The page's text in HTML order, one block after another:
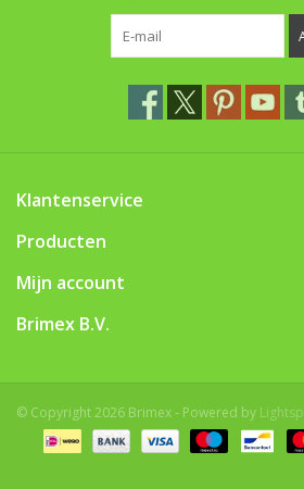
Klantenservice
Producten
Mijn account
Brimex B.V.
© Copyright 2026 Brimex - Powered by